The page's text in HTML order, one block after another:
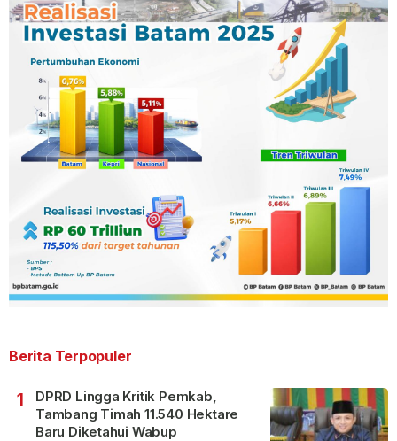
Berita Terpopuler
1
DPRD Lingga Kritik Pemkab,
Tambang Timah 11.540 Hektare
Baru Diketahui Wabup